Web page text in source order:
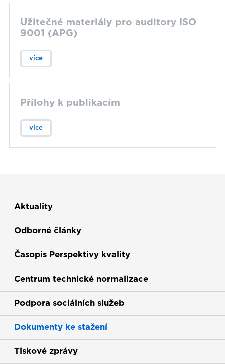
Užitečné materiály pro auditory ISO
9001 (APG)
více
Přílohy k publikacím
více
Aktuality
Odborné články
Časopis Perspektivy kvality
Centrum technické normalizace
Podpora sociálních služeb
Dokumenty ke stažení
Tiskové zprávy